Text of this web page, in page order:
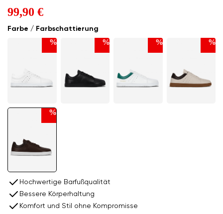
Farbe / Farbschattierung
% % % %
%
99,90 €
Hochwertige Barfußqualität
Bessere Körperhaltung
Komfort und Stil ohne Kompromisse